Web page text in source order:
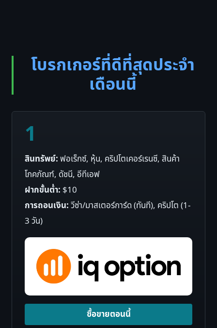
โบรกเกอร์ที่ดีที่สุดประจำ
เดือนนี้
1
สินทรัพย์:ฟอเร็กซ์, หุ้น, คริปโตเคอร์เรนซี, สินค้า
โภคภัณฑ์, ดัชนี, อีทีเอฟ
ฝากขั้นต่ำ: $10
การถอนเงิน:วีซ่า/มาสเตอร์การ์ด (ทันที), คริปโต (1-
3 วัน)
ซื้อขายตอนนี้